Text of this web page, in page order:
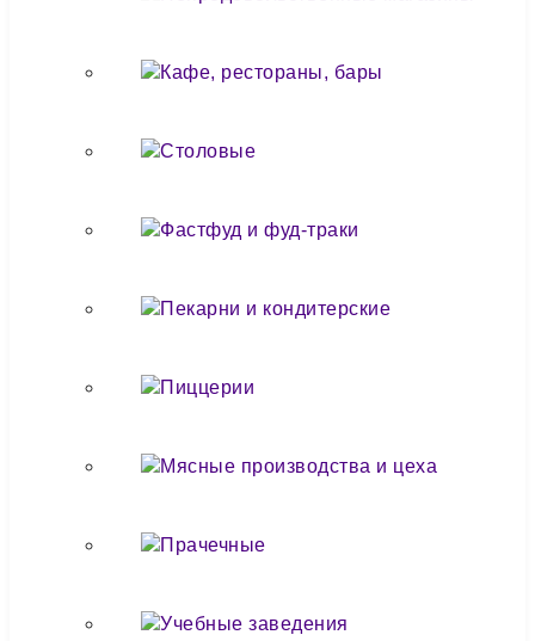
Кафе, рестораны, бары
Столовые
Фастфуд и фуд-траки
Пекарни и кондитерские
Пиццерии
Мясные производства и цеха
Прачечные
Учебные заведения